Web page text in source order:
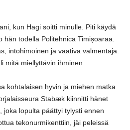
kun Hagi soitti minulle. Piti käydä
todella Politehnica Timișoaraa.
intohimoinen ja vaativa valmentaja.
mitä miellyttävin ihminen.
kohtalaisen hyvin ja miehen matka
Stabæk kiinnitti hänet
joka lopulta päättyi tylysti ennen
tekonurmikenttiin, jäi peleissä